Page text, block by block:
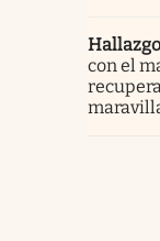
Hallazgo
con el